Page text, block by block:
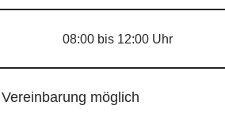
08:00 bis 12:00 Uhr
möglich